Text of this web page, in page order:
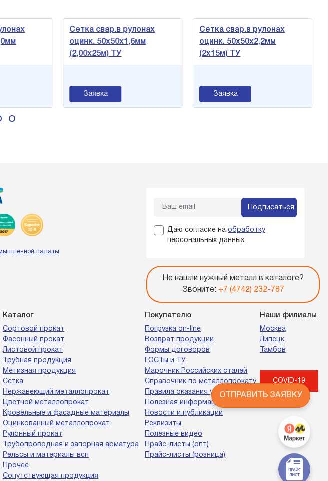
Сетка свар.в рулонах
оцинк. 50х50х1,6мм
(2,00х25м) ТУ
Заявка
Сетка свар.в рулонах
оцинк. 50х50х2,2мм
(2х15м) ТУ
Заявка
Каталог
Сортовой прокат
Фасонный прокат
Листовой прокат
Трубная продукция
Метизная продукция
Сетка
Нержавеющий металлопрокат
Цветной металлопрокат
Кровельные и фасадные материалы
Оцинкованный металлопрокат
Рулонный прокат
Трубопроводная и запорная арматура
Рельсы и материалы всп
Прочее
Сопутствующая продукция
Покупателю
Погрузка on-line
Возврат продукции
Формы договоров
ГОСТы и ТУ
Марочник Российских сталей
Справочник по металлопрокату
Правила оказания услуг
Полезная информация
Новости и публикации
Реквизиты
Полезные видео
Прайс-листы (опт)
Прайс-листы (розница)
Наши филиалы
Москва
Липецк
Тамбов
COVID-19
Подписаться
Даю согласие на обработку
персональных данных
Не нашли нужный металл в каталоге?
Звоните: +7 (4742) 232-787
палаты
ОТПРАВИТЬ ЗАЯВКУ